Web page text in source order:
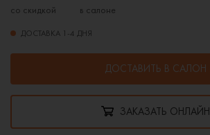
со скидкой в салоне
ДОСТАВКА 1-4 ДНЯ
ДОСТАВИТЬ В САЛОН
ЗАКАЗАТЬ ОНЛАЙН